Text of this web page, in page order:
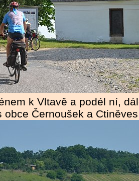
k Vltavě a podél ní,
obce Černoušek a